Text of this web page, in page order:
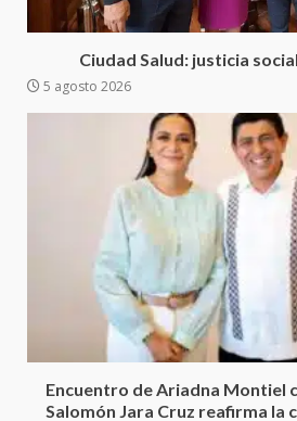
Ciudad Salud: justicia
5 agosto 2026
Encuentro de Ariadna Montiel
Salomón Jara Cruz reafirma la
Detienen a
California;
16 julio 2026
Sin paso
26 junio 2026
Exhorta
IEEPO y al
evaluación
integral de las
Moisés